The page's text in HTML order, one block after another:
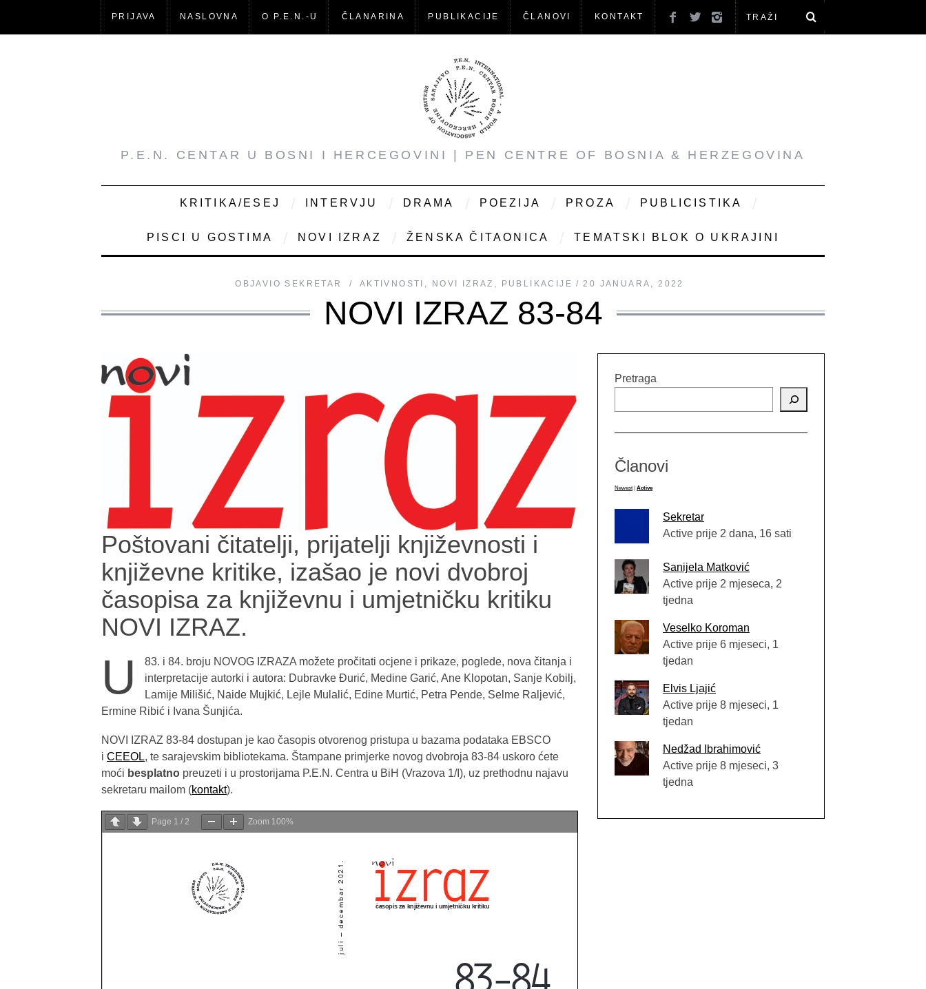
PRIJAVA NASLOVNA O P.E.N.-U ČLANARINA PUBLIKACIJE ČLANOVI KONTAKT
P.E.N. CENTAR U BOSNI I HERCEGOVINI | PEN CENTRE OF BOSNIA & HERZEGOVINA
KRITIKA/ESEJ INTERVJU DRAMA POEZIJA PROZA PUBLICISTIKA
PISCI U GOSTIMA NOVI IZRAZ ŽENSKA ČITAONICA TEMATSKI BLOK O UKRAJINI
OBJAVIO SEKRETAR AKTIVNOSTI , NOVI IZRAZ , PUBLIKACIJE 20 JANUARA, 2022
NOVI IZRAZ 83-84
Poštovani čitatelji, prijatelji književnosti i
književne kritike, izašao je novi dvobroj
časopisa za književnu i umjetničku kritiku
NOVI IZRAZ.
U
83. i 84. broju NOVOG IZRAZA možete pročitati ocjene i prikaze, poglede, nova čitanja i
interpretacije autorki i autora: Dubravke Đurić, Medine Garić, Ane Klopotan, Sanje Kobilj,
Lamije Milišić, Naide Mujkić, Lejle Mulalić, Edine Murtić, Petra Pende, Selme Raljević,
Ermine Ribić i Ivana Šunjića.
NOVI IZRAZ 83-84 dostupan je kao časopis otvorenog pristupa u bazama podataka EBSCO
i CEEOL, te sarajevskim bibliotekama. Štampane primjerke novog dvobroja 83-84 uskoro ćete
moći besplatno preuzeti i u prostorijama P.E.N. Centra u BiH (Vrazova 1/I), uz prethodnu najavu
sekretaru mailom (kontakt).
Page 1 / 2 Zoom 100%
Pretraga
Članovi
Newest Active
Sekretar
Active prije 2 dana, 16 sati
Sanijela Matković
Active prije 2 mjeseca, 2
tjedna
Veselko Koroman
Active prije 6 mjeseci, 1
tjedan
Elvis Ljajić
Active prije 8 mjeseci, 1
tjedan
Nedžad Ibrahimović
Active prije 8 mjeseci, 3
tjedna